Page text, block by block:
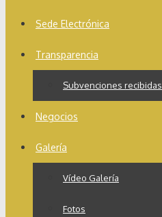
Sede Electrónica
Transparencia
Subvenciones recibidas
Negocios
Galería
Vídeo Galería
Fotos